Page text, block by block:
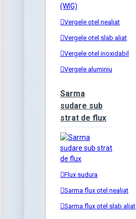
Vergele otel nealiat
Vergele otel slab aliat
Vergele otel inoxidabil
Vergele aluminiu
Sarma
sudare sub
strat de flux
Flux sudura
Sarma flux otel nealiat
Sarma flux otel slab aliat